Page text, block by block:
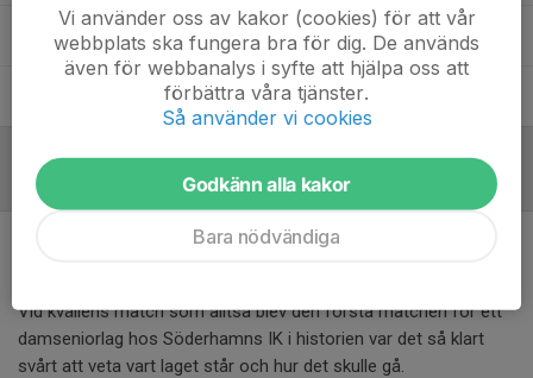
Ulrika MattssonLagledare
Wilma JohanssonHuvudränare
Referat
Historisk seger för Damlaget!
Vid kvällens match som alltså blev den första matchen för ett
damseniorlag hos Söderhamns IK i historien var det så klart
svårt att veta vart laget står och hur det skulle gå.
Vi använder oss av kakor (cookies) för att vår
webbplats ska fungera bra för dig. De används
även för webbanalys i syfte att hjälpa oss att
förbättra våra tjänster.
Så använder vi cookies
Godkänn alla kakor
Bara nödvändiga